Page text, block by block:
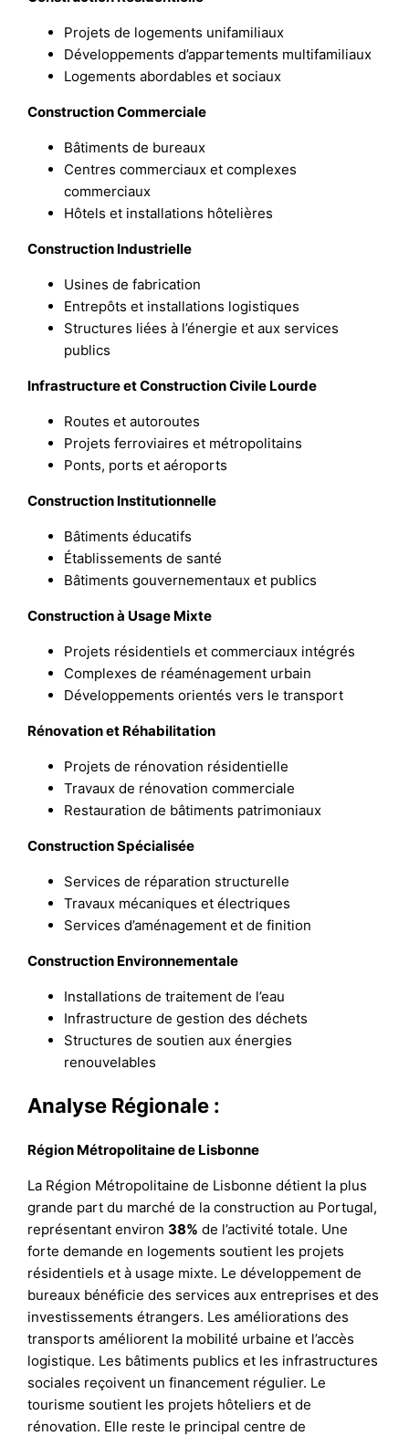
Projets de logements unifamiliaux
Développements d’appartements multifamiliaux
Logements abordables et sociaux
Construction Commerciale
Bâtiments de bureaux
Centres commerciaux et complexes
commerciaux
Hôtels et installations hôtelières
Construction Industrielle
Usines de fabrication
Entrepôts et installations logistiques
Structures liées à l’énergie et aux services
publics
Infrastructure et Construction Civile Lourde
Routes et autoroutes
Projets ferroviaires et métropolitains
Ponts, ports et aéroports
Construction Institutionnelle
Bâtiments éducatifs
Établissements de santé
Bâtiments gouvernementaux et publics
Construction à Usage Mixte
Projets résidentiels et commerciaux intégrés
Complexes de réaménagement urbain
Développements orientés vers le transport
Rénovation et Réhabilitation
Projets de rénovation résidentielle
Travaux de rénovation commerciale
Restauration de bâtiments patrimoniaux
Construction Spécialisée
Services de réparation structurelle
Travaux mécaniques et électriques
Services d’aménagement et de finition
Construction Environnementale
Installations de traitement de l’eau
Infrastructure de gestion des déchets
Structures de soutien aux énergies
renouvelables
Analyse Régionale :
Région Métropolitaine de Lisbonne
La Région Métropolitaine de Lisbonne détient la plus
grande part du marché de la construction au Portugal,
représentant environ38% de l’activité totale. Une
forte demande en logements soutient les projets
résidentiels et à usage mixte. Le développement de
bureaux bénéficie des services aux entreprises et des
investissements étrangers. Les améliorations des
transports améliorent la mobilité urbaine et l’accès
logistique. Les bâtiments publics et les infrastructures
sociales reçoivent un financement régulier. Le
tourisme soutient les projets hôteliers et de
rénovation. Elle reste le principal centre de